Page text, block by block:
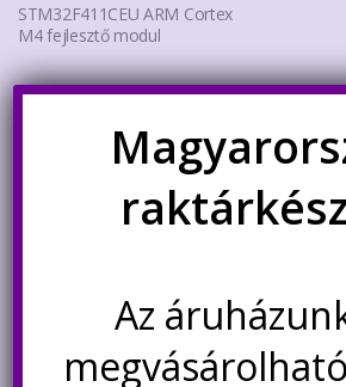
STM32F411CEU ARM Cortex
M4 fejlesztő modul
4.800Ft
Kosárba teszem
Akció!
Az